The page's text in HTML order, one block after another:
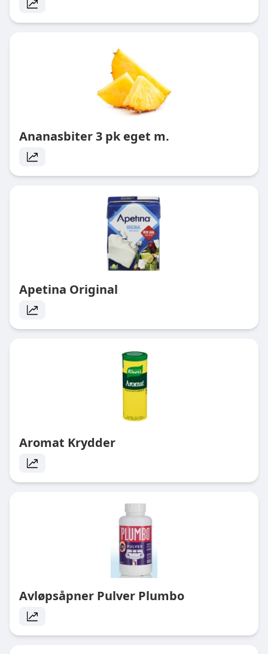
Ananasbiter 3 pk eget m.
Apetina Original
Aromat Krydder
Avløpsåpner Pulver Plumbo